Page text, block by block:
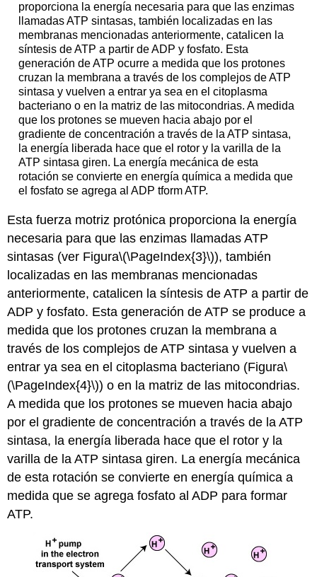
proporciona la energía necesaria para que las enzimas
llamadas ATP sintasas, también localizadas en las
membranas mencionadas anteriormente, catalicen la
síntesis de ATP apartir de ADP y fosfato. Esta
generación de ATP ocurre a medida que los protones
cruzan la membrana a través de los complejos de ATP
sintasa y vuelven a entrar ya sea en el citoplasma
bacteriano o en la matriz de las mitocondrias. A medida
que los protones se mueven hacia abajo por el
gradiente de concentración a través de la ATP sintasa,
la energía liberada hace que el rotor y la varilla de la
ATP sintasa giren. La energía mecánica de esta
rotación se convierte en energía química a medida que
el fosfato se agrega al ADP tform ATP.
Esta fuerza motriz protónica proporciona la energía
necesaria para que las enzimas llamadas ATP
sintasas (ver Figura\(\PageIndex{3}\)), también
localizadas en las membranas mencionadas
anteriormente, catalicen la síntesis de ATP a partir de
ADP y fosfato. Esta generación de ATP se produce a
medida que los protones cruzan la membrana a
través de los complejos de ATP sintasa y vuelven a
entrar ya sea en el citoplasma bacteriano (Figura\
(\PageIndex{4}\)) o en la matriz de las mitocondrias.
A medida que los protones se mueven hacia abajo
por el gradiente de concentración a través de la ATP
sintasa, la energía liberada hace que el rotor y la
varilla de la ATP sintasa giren. La energía mecánica
de esta rotación se convierte en energía química a
medida que se agrega fosfato al ADP para formar
ATP.